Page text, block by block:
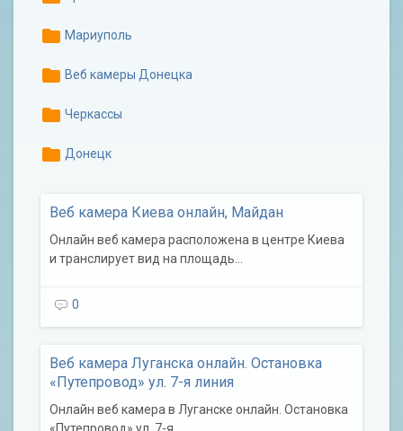
folder Мариуполь
folder Веб камеры Донецка
folder Черкассы
folder Донецк
Веб камера Киева онлайн, Майдан
Онлайн веб камера расположена в центре Киева
и транслирует вид на площадь…
0
Веб камера Луганска онлайн. Остановка
«Путепровод» ул. 7-я линия
Онлайн веб камера в Луганске онлайн. Остановка
«Путепровод» ул. 7-я…